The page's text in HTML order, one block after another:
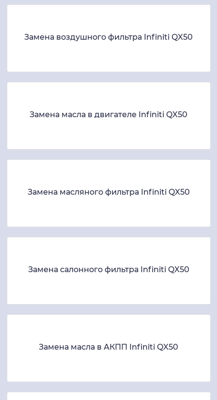
Замена воздушного фильтра Infiniti QX50
Замена масла в двигателе Infiniti QX50
Замена масляного фильтра Infiniti QX50
Замена салонного фильтра Infiniti QX50
Замена масла в АКПП Infiniti QX50